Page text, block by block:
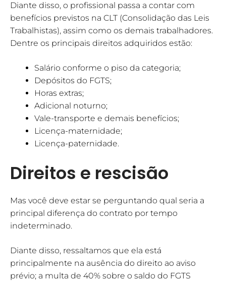
Diante disso, o profissional passa a contar com
benefícios previstos na CLT (Consolidação das Leis
Trabalhistas), assim como os demais trabalhadores.
Dentre os principais direitos adquiridos estão:
Salário conforme o piso da categoria;
Depósitos do FGTS;
Horas extras;
Adicional noturno;
Vale-transporte e demais benefícios;
Licença-maternidade;
Licença-paternidade.
Direitos e rescisão
Mas você deve estar se perguntando qual seria a
principal diferença do contrato por tempo
indeterminado.
Diante disso, ressaltamos que ela está
principalmente na ausência do direito ao aviso
prévio; a multa de 40% sobre o saldo do FGTS